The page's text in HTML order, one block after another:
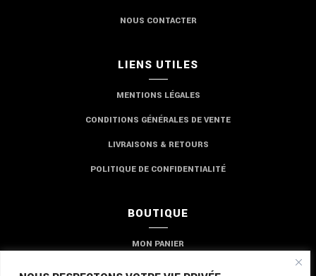
NOUS CONTACTER
LIENS UTILES
MENTIONS LÉGALES
CONDITIONS GÉNÉRALES DE VENTE
LIVRAISONS & RETOURS
POLITIQUE DE CONFIDENTIALITÉ
BOUTIQUE
MON PANIER